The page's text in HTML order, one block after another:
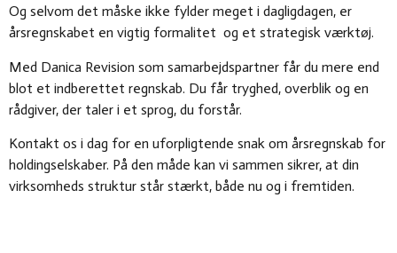
Og selvom det måske ikke fylder meget i dagligdagen, er
årsregnskabet en vigtig formalitet og et strategisk værktøj.
Med Danica Revision som samarbejdspartner får du mere end
blot et indberettet regnskab. Du får tryghed, overblik og en
rådgiver, der taler i et sprog, du forstår.
Kontakt os i dag for en uforpligtende snak om årsregnskab for
holdingselskaber. På den måde kan vi sammen sikrer, at din
virksomheds struktur står stærkt, både nu og i fremtiden.